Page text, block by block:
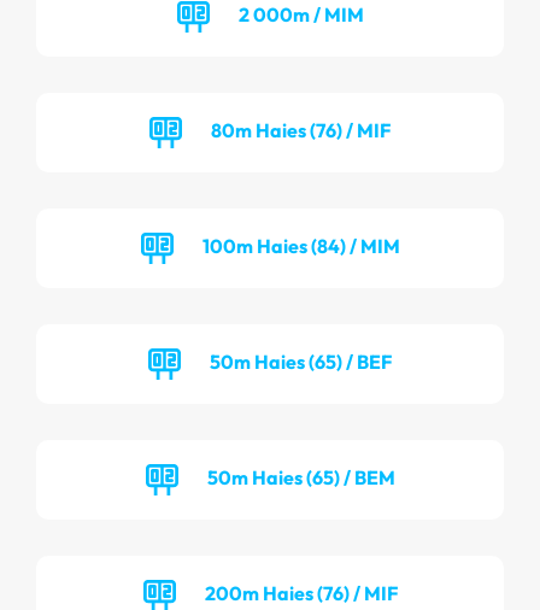
2 000m / MIM
80m Haies (76) / MIF
100m Haies (84) / MIM
50m Haies (65) / BEF
50m Haies (65) / BEM
200m Haies (76) / MIF